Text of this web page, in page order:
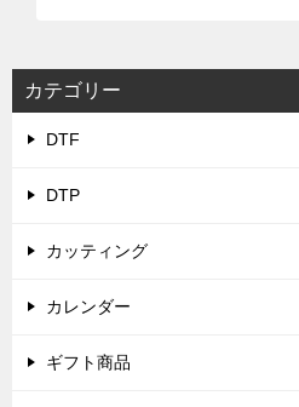
カテゴリー
DTF
DTP
カッティング
カレンダー
ギフト商品